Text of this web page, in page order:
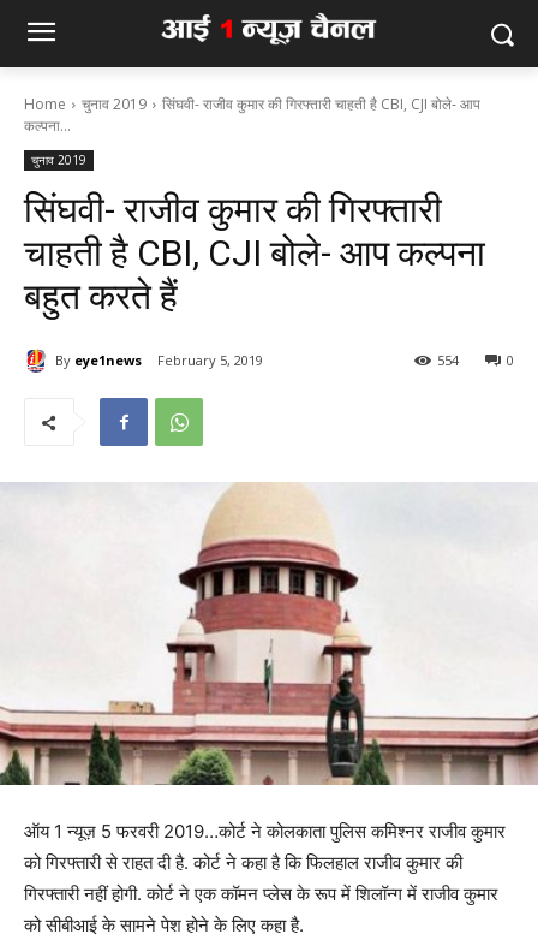
Home चुनाव 2019
सिंघवी- राजीव कुमार की गिरफ्तारी चाहती है CBI, CJI बोले- आप
कल्पना...
चुनाव 2019
सिंघवी- राजीव कुमार की गिरफ्तारी
चाहती है CBI, CJI बोले- आप कल्पना
बहुत करते हैं
By eye1news February 5, 2019 0
554
ऑय 1 न्यूज़ 5 फरवरी 2019…कोर्ट ने कोलकाता पुलिस कमिश्नर राजीव कुमार
को गिरफ्तारी से राहत दी है. कोर्ट ने कहा है कि फिलहाल राजीव कुमार की
गिरफ्तारी नहीं होगी. कोर्ट ने एक कॉमन प्लेस के रूप में शिलॉन्ग में राजीव कुमार
को सीबीआई के सामने पेश होने के लिए कहा है.